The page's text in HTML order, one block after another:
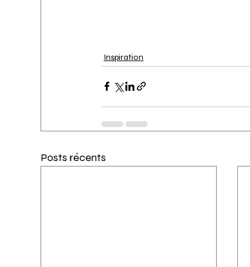
Inspiration
Posts récents